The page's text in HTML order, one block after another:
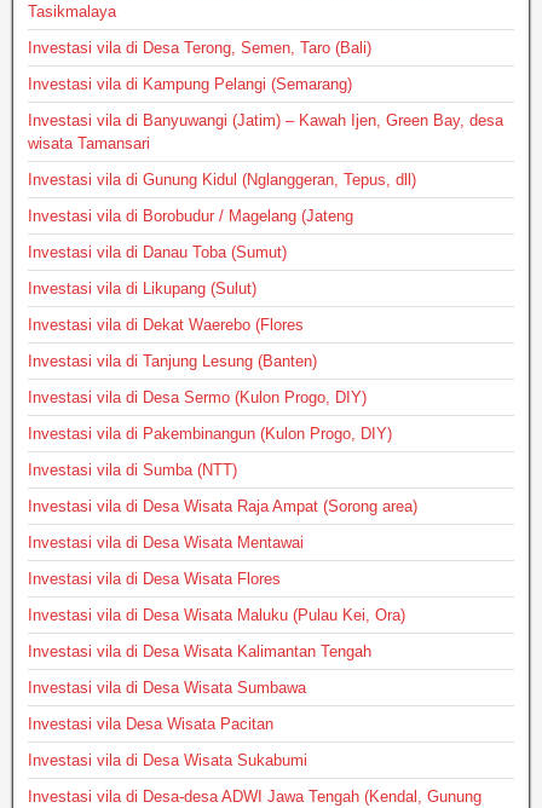
Tasikmalaya
Investasi vila di Desa Terong, Semen, Taro (Bali)
Investasi vila di Kampung Pelangi (Semarang)
Investasi vila di Banyuwangi (Jatim) – Kawah Ijen, Green Bay, desa
wisata Tamansari
Investasi vila di Gunung Kidul (Nglanggeran, Tepus, dll)
Investasi vila di Borobudur / Magelang (Jateng
Investasi vila di Danau Toba (Sumut)
Investasi vila di Likupang (Sulut)
Investasi vila di Dekat Waerebo (Flores
Investasi vila di Tanjung Lesung (Banten)
Investasi vila di Desa Sermo (Kulon Progo, DIY)
Investasi vila di Pakembinangun (Kulon Progo, DIY)
Investasi vila di Sumba (NTT)
Investasi vila di Desa Wisata Raja Ampat (Sorong area)
Investasi vila di Desa Wisata Mentawai
Investasi vila di Desa Wisata Flores
Investasi vila di Desa Wisata Maluku (Pulau Kei, Ora)
Investasi vila di Desa Wisata Kalimantan Tengah
Investasi vila di Desa Wisata Sumbawa
Investasi vila Desa Wisata Pacitan
Investasi vila di Desa Wisata Sukabumi
Investasi vila di Desa-desa ADWI Jawa Tengah (Kendal, Gunung